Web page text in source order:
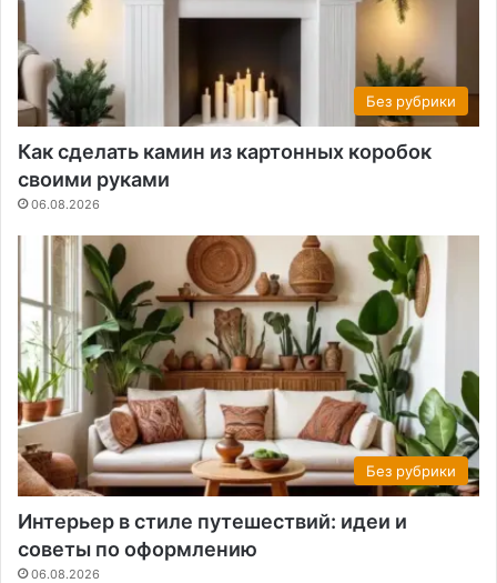
Без рубрики
Как сделать камин из картонных коробок
своими руками
06.08.2026
Без рубрики
Интерьер в стиле путешествий: идеи и
советы по оформлению
06.08.2026